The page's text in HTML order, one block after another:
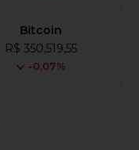
Bitcoin
R$ 350,519,55
-0,07%